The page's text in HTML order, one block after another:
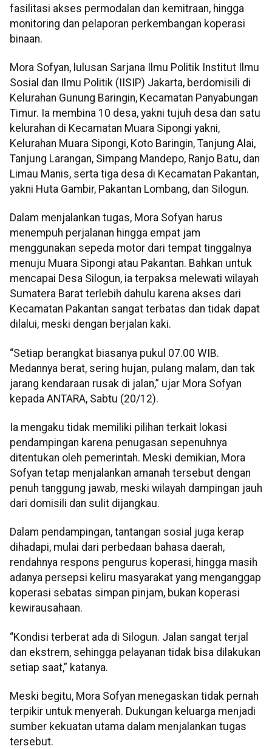
fasilitasi akses permodalan dan kemitraan, hingga
monitoring dan pelaporan perkembangan koperasi
binaan.
Mora Sofyan, lulusan Sarjana Ilmu Politik Institut Ilmu
Sosial dan Ilmu Politik (IISIP) Jakarta, berdomisili di
Kelurahan Gunung Baringin, Kecamatan Panyabungan
Timur. Ia membina 10 desa, yakni tujuh desa dan satu
kelurahan di Kecamatan Muara Sipongi yakni,
Kelurahan Muara Sipongi, Koto Baringin, Tanjung Alai,
Tanjung Larangan, Simpang Mandepo, Ranjo Batu, dan
Limau Manis, serta tiga desa di Kecamatan Pakantan,
yakni Huta Gambir, Pakantan Lombang, dan Silogun.
Dalam menjalankan tugas, Mora Sofyan harus
menempuh perjalanan hingga empat jam
menggunakan sepeda motor dari tempat tinggalnya
menuju Muara Sipongi atau Pakantan. Bahkan untuk
mencapai Desa Silogun, ia terpaksa melewati wilayah
Sumatera Barat terlebih dahulu karena akses dari
Kecamatan Pakantan sangat terbatas dan tidak dapat
dilalui, meski dengan berjalan kaki.
“Setiap berangkat biasanya pukul 07.00 WIB.
Medannya berat, sering hujan, pulang malam, dan tak
jarang kendaraan rusak di jalan,” ujar Mora Sofyan
kepada ANTARA, Sabtu (20/12).
Ia mengaku tidak memiliki pilihan terkait lokasi
pendampingan karena penugasan sepenuhnya
ditentukan oleh pemerintah. Meski demikian, Mora
Sofyan tetap menjalankan amanah tersebut dengan
penuh tanggung jawab, meski wilayah dampingan jauh
dari domisili dan sulit dijangkau.
Dalam pendampingan, tantangan sosial juga kerap
dihadapi, mulai dari perbedaan bahasa daerah,
rendahnya respons pengurus koperasi, hingga masih
adanya persepsi keliru masyarakat yang menganggap
koperasi sebatas simpan pinjam, bukan koperasi
kewirausahaan.
“Kondisi terberat ada di Silogun. Jalan sangat terjal
dan ekstrem, sehingga pelayanan tidak bisa dilakukan
setiap saat,” katanya.
Meski begitu, Mora Sofyan menegaskan tidak pernah
terpikir untuk menyerah. Dukungan keluarga menjadi
sumber kekuatan utama dalam menjalankan tugas
tersebut.